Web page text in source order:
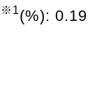
※1(%): 0.19